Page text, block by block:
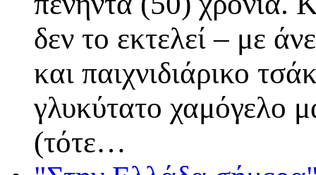
δεν το εκτελεί – με
και παιχνιδιάρικο
γλυκύτατο χαμόγελο
(τότε…